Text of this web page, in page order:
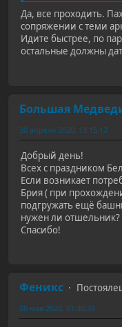
Да, все проходить.
сопряжении с теми
Идите быстрее, по
остальные должны
Большая
30 апреля 2020, 13:15:12
Добрый день!
Всех с праздником
Если возникает
Брия ( при
подгружать ещё
нужен ли отшельник?
Спасибо!
Феникс
08 мая 2020, 01:30:38